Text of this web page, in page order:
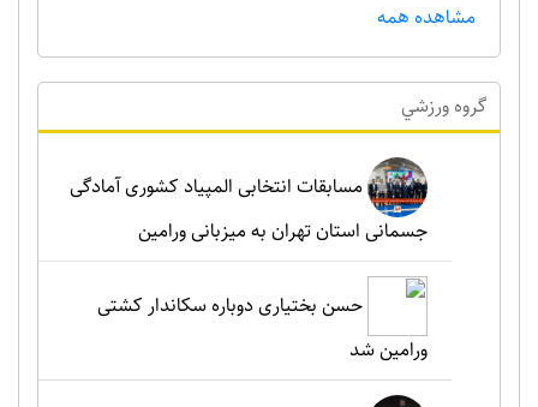
مشاهده همه
گروه ورزشي
مسابقات انتخابی المپیاد کشوری آمادگی
جسمانی استان تهران به میزبانی ورامین
حسن بختیاری دوباره سکاندار کشتی
ورامین شد